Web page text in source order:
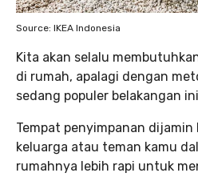
Source: IKEA Indonesia
Kita akan selalu
di rumah, apalagi dengan
sedang populer belakangan
Tempat penyimpanan dijamin
keluarga atau teman kamu
rumahnya lebih rapi untuk